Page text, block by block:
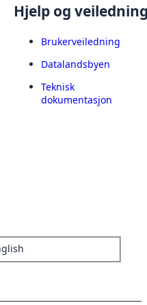
Hjelp og
Brukerveiledning
Datalandsbyen
Teknisk
dokumentasjon